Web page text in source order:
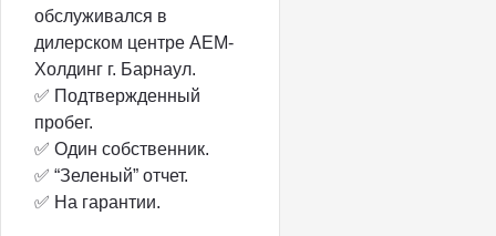
обслуживался в
дилерском центре АЕМ-
Холдинг г. Барнаул.
✅ Подтвержденный
пробег.
✅ Один собственник.
✅ “Зеленый” отчет.
✅ На гарантии.